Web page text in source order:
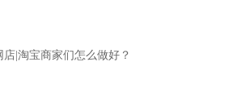
|淘宝商家们怎么做好？